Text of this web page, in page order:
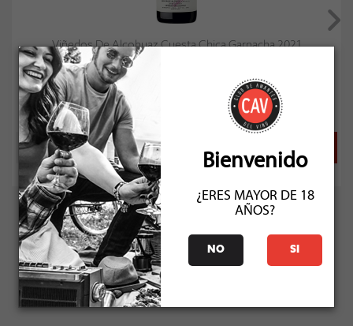
Viñedos De Alcohuaz Cuesta Chica Garnacha 2021
Bienvenido
¿ERES MAYOR DE 18
AÑOS?
NO SI